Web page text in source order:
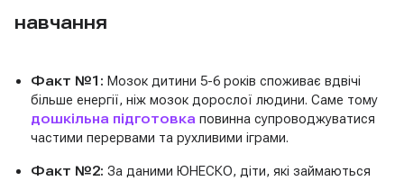
навчання
Факт №1: Мозок дитини 5-6 років споживає вдвічі
більше енергії, ніж мозок дорослої людини. Саме тому
дошкільна підготовкаповинна супроводжуватися
частими перервами та рухливими іграми.
Факт №2: За даними ЮНЕСКО, діти, які займаються